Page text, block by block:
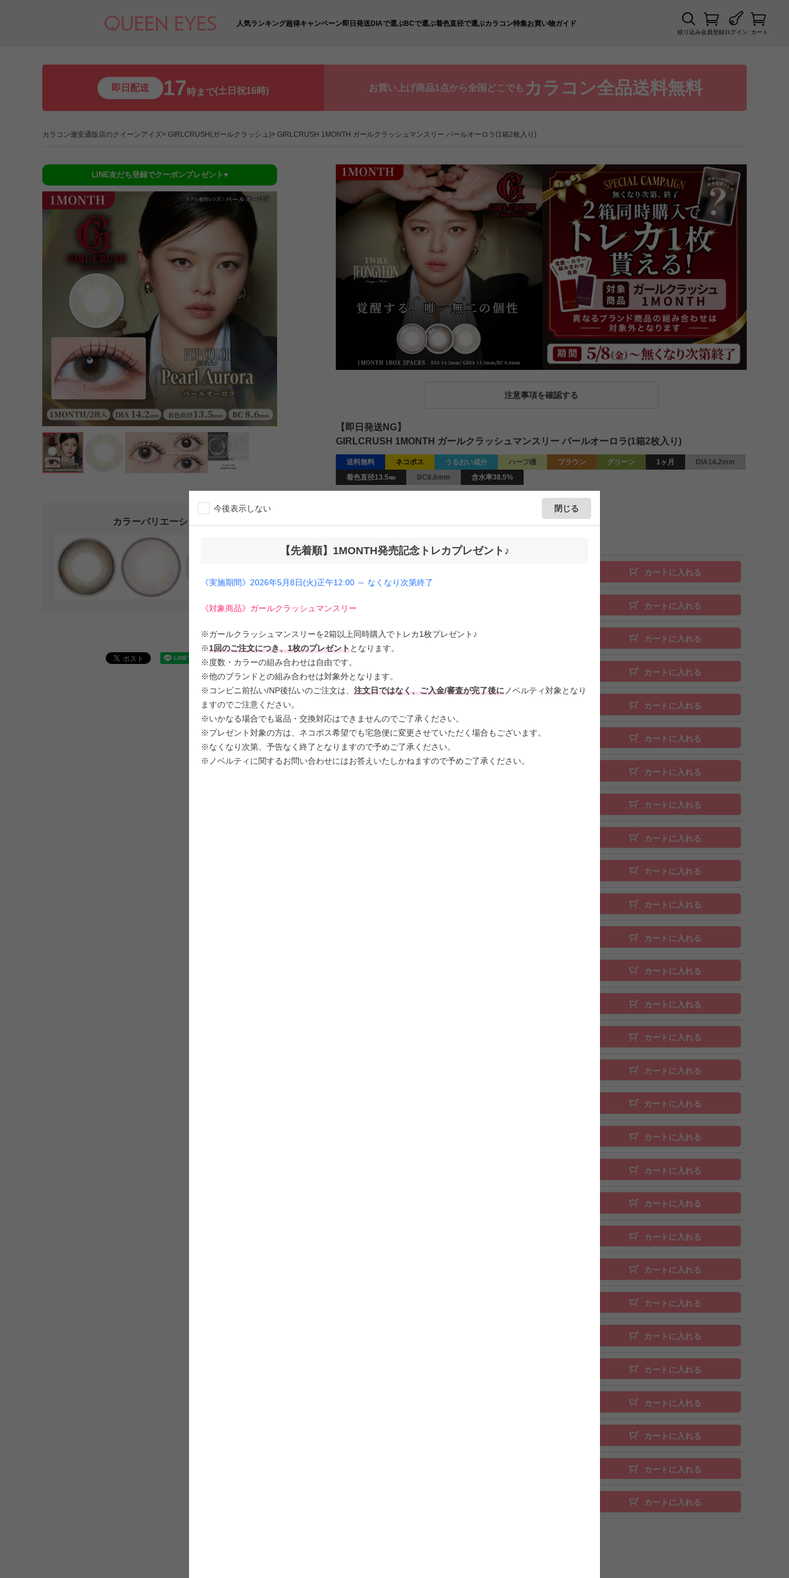
人気ランキング超得キャンペーン即日発送DIAで選ぶBCで選ぶ着色直径で選ぶカラコン特集お買い物ガイド
絞り込み会員登録ログイン カート
即日配送 17 時まで(土日祝16時) お買い上げ商品1点から全国どこでも カラコン全品送料無料
カラコン激安通販店のクイーンアイズ GIRLCRUSH(ガールクラッシュ) GIRLCRUSH 1MONTH ガールクラッシュマンスリー パールオーロラ(1箱2枚入り)
LINE友だち登録でクーポンプレゼント♥
カラーバリエーション
【先着順】1MONTH発売記念トレカプレゼント♪
《実施期間》2026年5月8日(火)正午12:00 ～ なくなり次第終了
《対象商品》ガールクラッシュマンスリー
※ガールクラッシュマンスリーを2箱以上同時購入でトレカ1枚プレゼント♪
※1回のご注文につき、1枚のプレゼントとなります。
※度数・カラーの組み合わせは自由です。
※他のブランドとの組み合わせは対象外となります。
※コンビニ前払い/NP後払いのご注文は、 注文日ではなく、ご入金/審査が完了後に ノベルティ対象となり
ますのでご注意ください。
※いかなる場合でも返品・交換対応はできませんのでご了承ください。
※プレゼント対象の方は、ネコポス希望でも宅急便に変更させていただく場合もございます。
※なくなり次第、予告なく終了となりますので予めご了承ください。
※ノベルティに関するお問い合わせにはお答えいたしかねますので予めご了承ください。
今後表示しない 閉じる
注意事項を確認する
【即日発送NG】
GIRLCRUSH 1MONTH ガールクラッシュマンスリー パールオーロラ(1箱2枚入り)
送料無料 ネコポス うるおい成分 ハーフ瞳 ブラウン グリーン 1ヶ月
DIA14.2mm
着色直径13.5㎜
BC8.6mm 含水率38.5%
カートに入れる
-0.75 カートに入れる
-1.00 カートに入れる
-1.25 カートに入れる
カートに入れる
-1.75 カートに入れる
カートに入れる
カートに入れる
カートに入れる
カートに入れる
カートに入れる
カートに入れる
カートに入れる
カートに入れる
カートに入れる
カートに入れる
カートに入れる
カートに入れる
カートに入れる
カートに入れる
カートに入れる
カートに入れる
カートに入れる
カートに入れる
カートに入れる
カートに入れる
カートに入れる
カートに入れる
カートに入れる